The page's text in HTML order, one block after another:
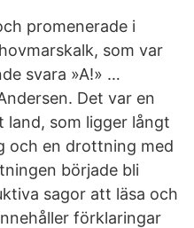
promenerade i
som var
svara »A!» …
Det var en
land, som ligger långt
och en drottning med
började bli
sagor att läsa och
förklaringar